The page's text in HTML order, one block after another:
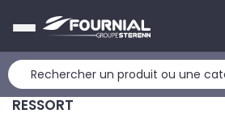
RESSORT